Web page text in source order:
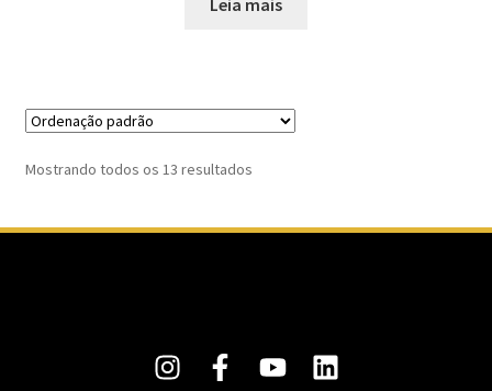
Leia mais
Mostrando todos os 13 resultados